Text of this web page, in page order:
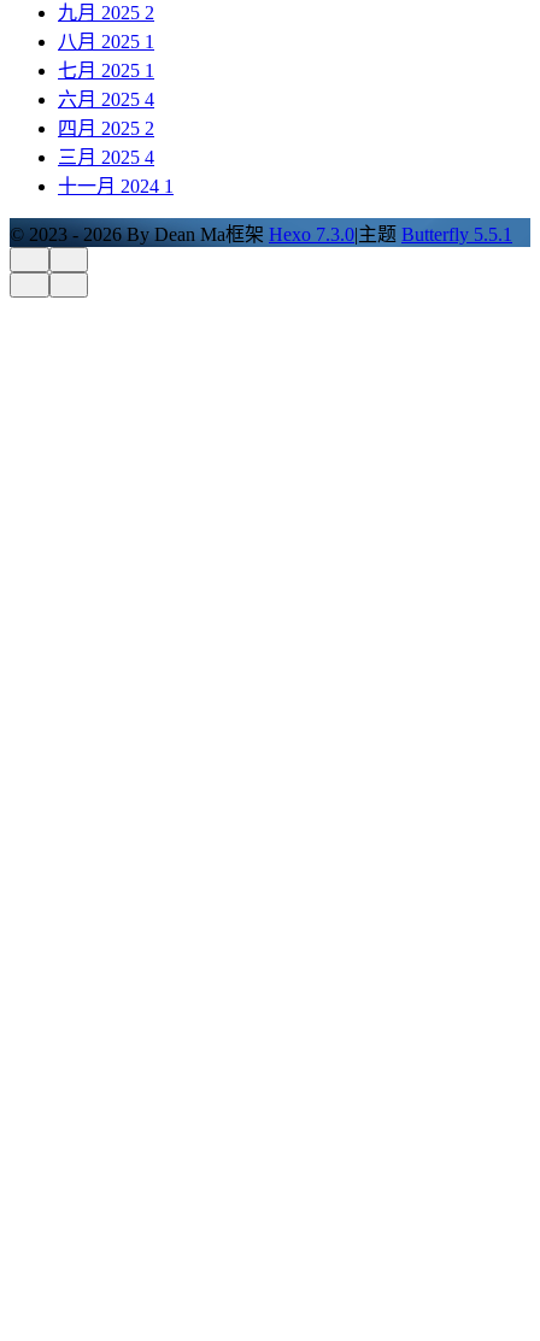
九月 2025 2
八月 2025 1
七月 2025 1
六月 2025 4
四月 2025 2
三月 2025 4
十一月 2024 1
© 2023 - 2026 By Dean Ma框架 Hexo 7.3.0|主题 Butterfly 5.5.1